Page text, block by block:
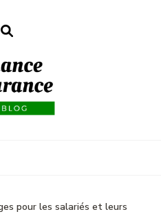
pour les salariés et leurs